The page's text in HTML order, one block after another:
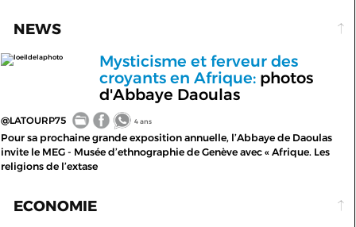
NEWS
loeildelaphoto
Mysticisme et ferveur des
croyants en Afrique:photos
d'Abbaye Daoulas
@LATOURP75 4 ans
Pour sa prochaine grande exposition annuelle, l’Abbaye de Daoulas
invite le MEG - Musée d’ethnographie de Genève avec « Afrique. Les
religions de l’extase
ECONOMIE